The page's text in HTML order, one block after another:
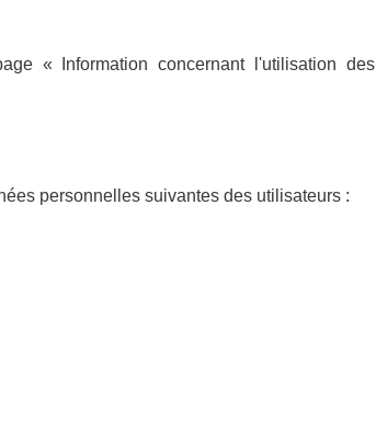
« Information concernant l'utilisation des
personnelles suivantes des utilisateurs :